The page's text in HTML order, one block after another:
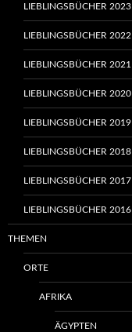
LIEBLINGSBÜCHER 2023
LIEBLINGSBÜCHER 2022
LIEBLINGSBÜCHER 2021
LIEBLINGSBÜCHER 2020
LIEBLINGSBÜCHER 2019
LIEBLINGSBÜCHER 2018
LIEBLINGSBÜCHER 2017
LIEBLINGSBÜCHER 2016
THEMEN
ORTE
AFRIKA
ÄGYPTEN